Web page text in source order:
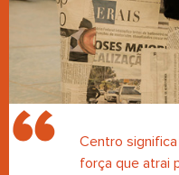
Centro
força que atrai